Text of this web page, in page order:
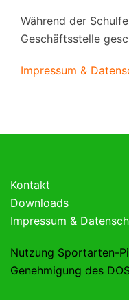
Während der
Geschäftsstelle
Impressum &
Kontakt
Downloads
Impressum &
Nutzung Sportarten-
Genehmigung des